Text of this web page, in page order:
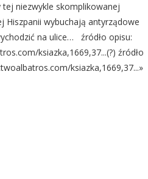
niezwykle skomplikowanej
Hiszpanii wybuchają antyrządowe
na ulice… źródło opisu:
ksiazka,1669,37...(?) źródło
ksiazka,1669,37...»